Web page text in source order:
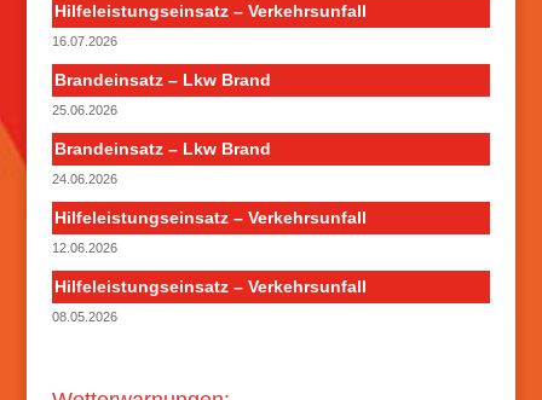
Hilfeleistungseinsatz – Verkehrsunfall
16.07.2026
Brandeinsatz – Lkw Brand
25.06.2026
Brandeinsatz – Lkw Brand
24.06.2026
Hilfeleistungseinsatz – Verkehrsunfall
12.06.2026
Hilfeleistungseinsatz – Verkehrsunfall
08.05.2026